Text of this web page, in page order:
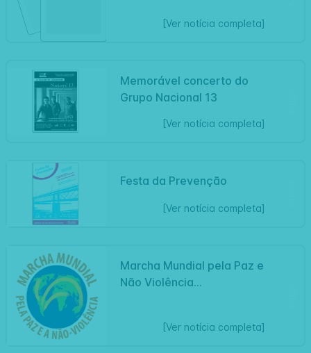
[Ver notícia completa]
Memorável concerto do
Grupo Nacional 13
[Ver notícia completa]
Festa da Prevenção
[Ver notícia completa]
Marcha Mundial pela Paz e
Não Violência...
[Ver notícia completa]